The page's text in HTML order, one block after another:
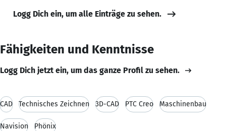
Logg Dich ein, um alle Einträge zu sehen.
Fähigkeiten und Kenntnisse
Logg Dich jetzt ein, um das ganze Profil zu sehen.
CAD Technisches Zeichnen 3D-CAD PTC Creo Maschinenbau
Navision Phönix